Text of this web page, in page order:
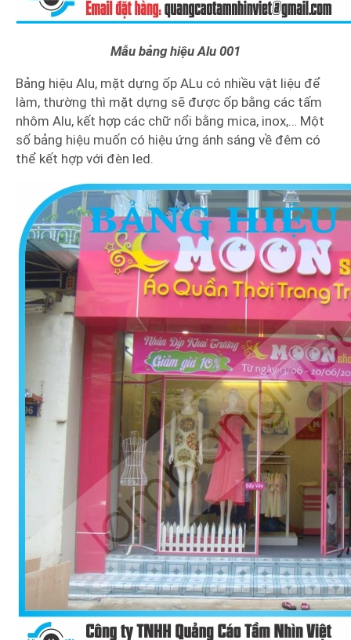
Mẫu bảng hiệu Alu 001
Bảng hiệu Alu, mặt dựng ốp ALu có nhiều vật liệu để
làm, thường thì mặt dựng sẽ được ốp bằng các tấm
nhôm Alu, kết hợp các chữ nổi bằng mica, inox,… Một
số bảng hiệu muốn có hiệu ứng ánh sáng về đêm có
thể kết hợp với đèn led.